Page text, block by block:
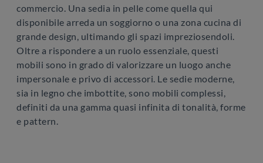
commercio. Una sedia in pelle come quella qui
disponibile arreda un soggiorno o una zona cucina di
grande design, ultimando gli spazi impreziosendoli.
Oltre a rispondere a un ruolo essenziale, questi
mobili sono in grado di valorizzare un luogo anche
impersonale e privo di accessori. Le sedie moderne,
sia in legno che imbottite, sono mobili complessi,
definiti da una gamma quasi infinita di tonalità, forme
e pattern.